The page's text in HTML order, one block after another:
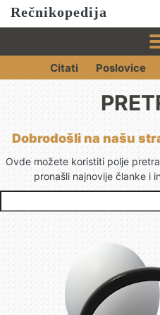
Rečnikopedija
Citati Poslovice
Dobrodošli na našu
Ovde možete koristiti polje
pronašli najnovije članke i